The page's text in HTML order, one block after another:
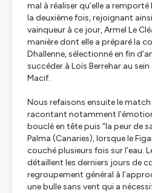
mal à réaliser qu’elle a
la deuxième fois, rejoignant
vainqueur à ce jour, Armel Le
manière dont elle a préparé la
Dhallenne, sélectionné en fin
succéder à Loïs Berrehar au
Macif.
Nous refaisons ensuite le
racontant notamment
bouclé en tête puis “la peur de
Palma (Canaries), lorsque le
couché plusieurs fois sur l’eau.
détaillent les derniers jours de
regroupement général à
une bulle sans vent qui a